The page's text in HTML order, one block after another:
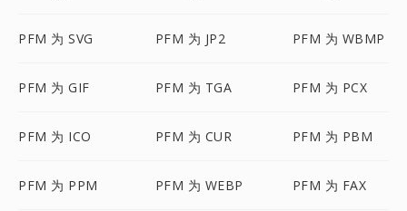
PFM 为 SVG PFM 为 JP2 PFM 为 WBMP
PFM 为 GIF PFM 为 TGA PFM 为 PCX
PFM 为 ICO PFM 为 CUR PFM 为 PBM
PFM 为 PPM PFM 为 WEBP PFM 为 FAX